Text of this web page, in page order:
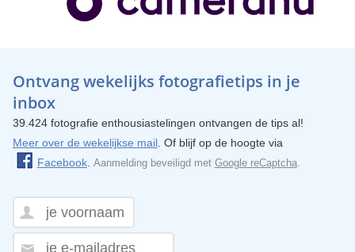
Ontvang wekelijks fotografietips in je
inbox
39.424 fotografie enthousiastelingen ontvangen de tips al!
Meer over de wekelijkse mail. Of blijf op de hoogte via
Facebook. Aanmelding beveiligd met Google reCaptcha.